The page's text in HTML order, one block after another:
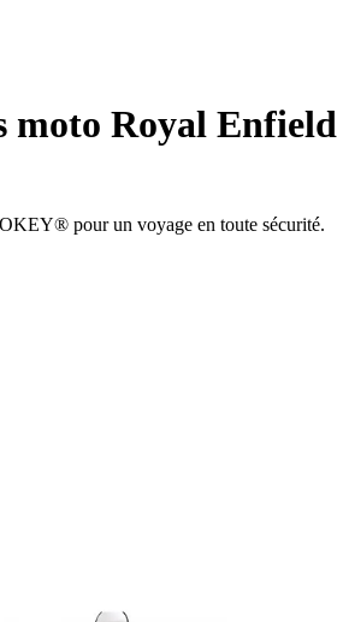
moto Royal
pour un voyage en toute sécurité.